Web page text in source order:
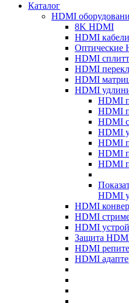
Каталог
HDMI
8K HDMI
HDMI кабели
Оптические
HDMI
HDMI
HDMI
HDMI
HDMI
HDMI
HDMI
HDMI
HDMI
HDMI
HDMI
HDMI
HDMI
HDMI
HDMI
Защита
HDMI
HDMI